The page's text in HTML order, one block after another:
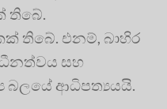
තිබේ.
තිබේ. එනම්, බාහිර
සහ
බලයේ ආධිපත්‍යයයි.